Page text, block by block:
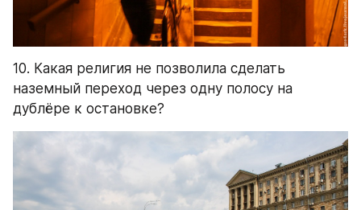
10. Какая религия не позволила сделать
наземный переход через одну полосу на
дублёре к остановке?